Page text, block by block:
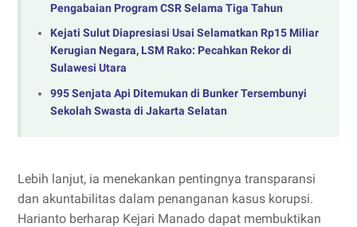
Pengabaian Program CSR Selama Tiga Tahun
Kejati Sulut Diapresiasi Usai Selamatkan Rp15 Miliar
Kerugian Negara, LSM Rako: Pecahkan Rekor di
Sulawesi Utara
995 Senjata Api Ditemukan di Bunker Tersembunyi
Sekolah Swasta di Jakarta Selatan
Lebih lanjut, ia menekankan pentingnya transparansi
dan akuntabilitas dalam penanganan kasus korupsi.
Harianto berharap Kejari Manado dapat membuktikan